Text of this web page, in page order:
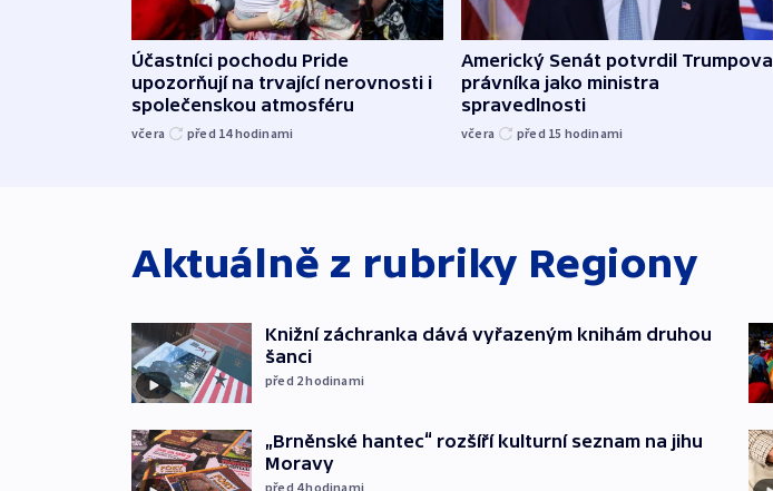
Účastníci pochodu Pride
upozorňují na trvající nerovnosti i
společenskou atmosféru
včera před 14hodinami
Americký Senát potvrdil Trumpova
právníka jako ministra
spravedlnosti
včera před 15 hodinami
Aktuálně z rubriky Regiony
Knižní záchranka dává vyřazeným knihám druhou
šanci
před 2hodinami
„Brněnské hantec“ rozšíří kulturní seznam na jihu
Moravy
před 4hodinami